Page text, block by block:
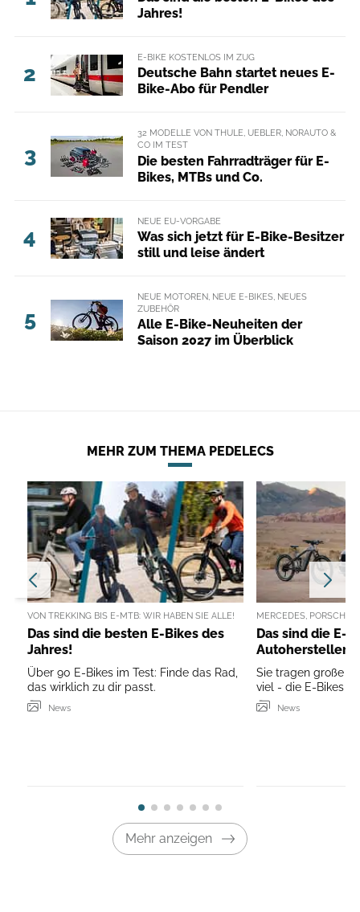
Jahres!
2
E-BIKE KOSTENLOS IM ZUG
Deutsche Bahn startet neues E-
Bike-Abo für Pendler
3
32 MODELLE VON THULE, UEBLER, NORAUTO &
CO IM TEST
Die besten Fahrradträger für E-
Bikes, MTBs und Co.
4
NEUE EU-VORGABE
Was sich jetzt für E-Bike-Besitzer
still und leise ändert
5
NEUE MOTOREN, NEUE E-BIKES, NEUES
ZUBEHÖR
Alle E-Bike-Neuheiten der
Saison 2027 im Überblick
MEHR ZUM THEMA PEDELECS
VON TREKKING BIS E-MTB: WIR HABEN SIE ALLE!
Das sind die besten E-Bikes des
Jahres!
Über 90 E-Bikes im Test: Finde das Rad,
das wirklich zu dir passt.
News
MERCEDES, PORSCHE,
Das sind die E-
Autohersteller
Sie tragen große
viel - die E-Bikes
News
Mehr anzeigen